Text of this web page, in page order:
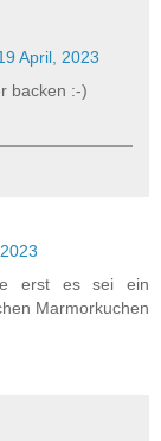
April, 2023
backen :-)
erst es sei ein
Marmorkuchen